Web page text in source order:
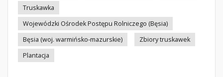
Truskawka
Wojewódzki Ośrodek Postępu Rolniczego (Bęsia)
Bęsia (woj. warmińsko-mazurskie)
Zbiory truskawek
Plantacja